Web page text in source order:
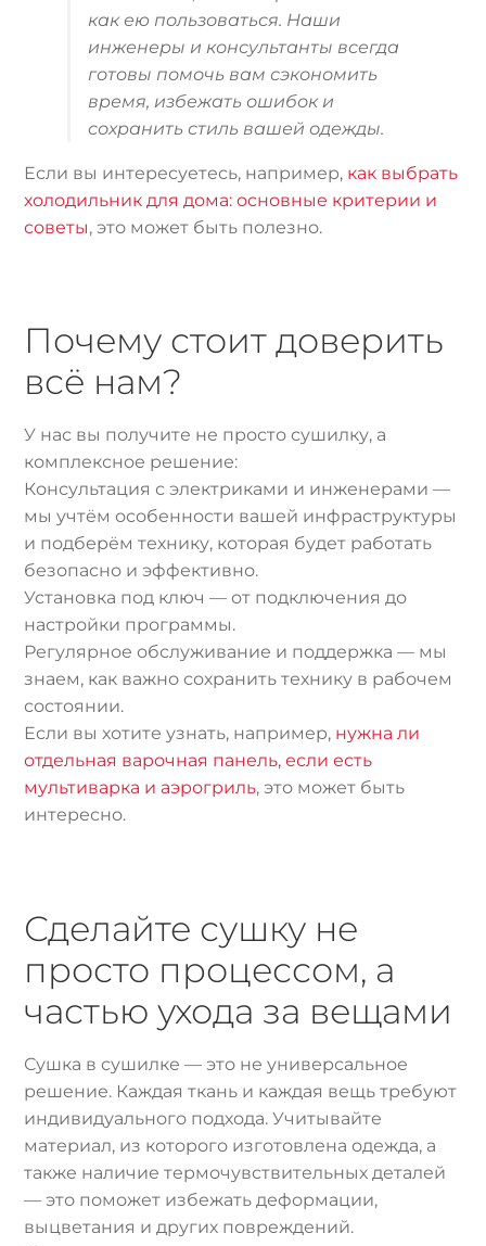
как ею пользоваться. Наши
инженеры и консультанты всегда
готовы помочь вам сэкономить
время, избежать ошибок и
сохранить стиль вашей одежды.
Если вы интересуетесь, например, как выбрать
холодильник для дома: основные критерии и
советы, это может быть полезно.
Почему стоит доверить
всё нам?
У нас вы получите не просто сушилку, а
комплексное решение:
Консультация с электриками и инженерами —
мы учтём особенности вашей инфраструктуры
и подберём технику, которая будет работать
безопасно и эффективно.
Установка под ключ — от подключения до
настройки программы.
Регулярное обслуживание и поддержка — мы
знаем, как важно сохранить технику в рабочем
состоянии.
Если вы хотите узнать, например, нужна ли
отдельная варочная панель, если есть
мультиварка и аэрогриль, это может быть
интересно.
Сделайте сушку не
просто процессом, а
частью ухода за вещами
Сушка в сушилке — это не универсальное
решение. Каждая ткань и каждая вещь требуют
индивидуального подхода. Учитывайте
материал, из которого изготовлена одежда, а
также наличие термочувствительных деталей
— это поможет избежать деформации,
выцветания и других повреждений.